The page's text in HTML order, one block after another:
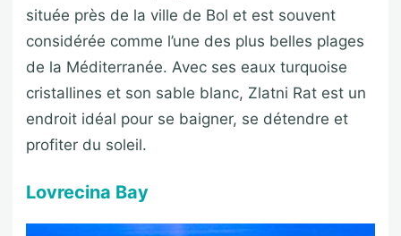
située près de la ville de Bol et est souvent
considérée comme l’une des plus belles plages
de la Méditerranée. Avec ses eaux turquoise
cristallines et son sable blanc, Zlatni Rat est un
endroit idéal pour se baigner, se détendre et
profiter du soleil.
Lovrecina Bay